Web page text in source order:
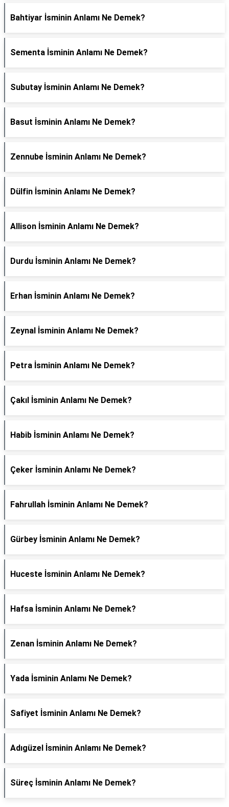
Bahtiyar İsminin Anlamı Ne Demek?
Sementa İsminin Anlamı Ne Demek?
Subutay İsminin Anlamı Ne Demek?
Basut İsminin Anlamı Ne Demek?
Zennube İsminin Anlamı Ne Demek?
Dülfin İsminin Anlamı Ne Demek?
Allison İsminin Anlamı Ne Demek?
Durdu İsminin Anlamı Ne Demek?
Erhan İsminin Anlamı Ne Demek?
Zeynal İsminin Anlamı Ne Demek?
Petra İsminin Anlamı Ne Demek?
Çakıl İsminin Anlamı Ne Demek?
Habib İsminin Anlamı Ne Demek?
Çeker İsminin Anlamı Ne Demek?
Fahrullah İsminin Anlamı Ne Demek?
Gürbey İsminin Anlamı Ne Demek?
Huceste İsminin Anlamı Ne Demek?
Hafsa İsminin Anlamı Ne Demek?
Zenan İsminin Anlamı Ne Demek?
Yada İsminin Anlamı Ne Demek?
Safiyet İsminin Anlamı Ne Demek?
Adıgüzel İsminin Anlamı Ne Demek?
Süreç İsminin Anlamı Ne Demek?